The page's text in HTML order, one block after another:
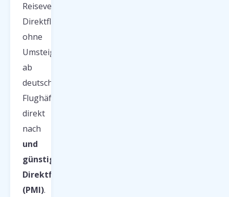
Reiseveranstalter.
Direktflug
ohne
Umsteigen
ab
deutschen
Flughäfen
direkt
nach
und
günstige
Direktflüge
(PMI).